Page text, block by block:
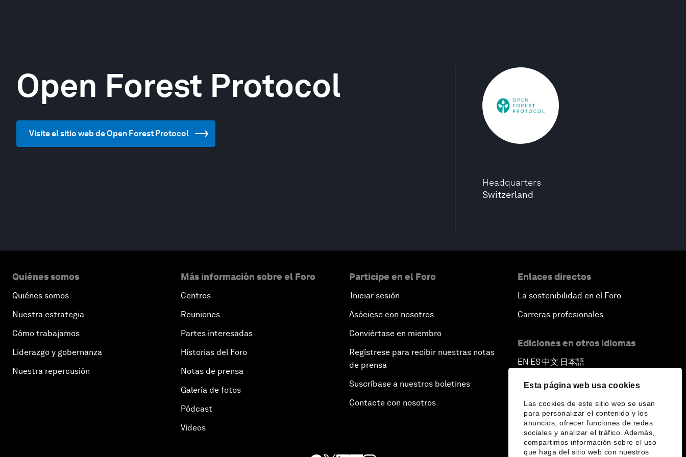
Esta página web usa cookies
Las cookies de este sitio web se usan
para personalizar el contenido y los
anuncios, ofrecer funciones de redes
sociales y analizar el tráfico. Además,
compartimos información sobre el uso
que haga del sitio web con nuestros
Headquarters
Switzerland
Open Forest Protocol
Visite el sitio web de Open Forest Protocol
Quiénes somos
Quiénes somos
Nuestra estrategia
Cómo trabajamos
Liderazgo y gobernanza
Nuestra repercusión
Más información sobre el Foro
Centros
Reuniones
Partes interesadas
Historias del Foro
Notas de prensa
Galería de fotos
Pódcast
Vídeos
Participe en el Foro
Iniciar sesión
Asóciese con nosotros
Conviértase en miembro
Regístrese para recibir nuestras notas
de prensa
Suscríbase a nuestros boletines
Contacte con nosotros
Enlaces directos
La sostenibilidad en el Foro
Carreras profesionales
Ediciones en otros idiomas
EN ▪ES▪中文▪ 日本語